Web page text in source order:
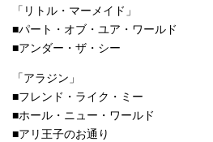
「リトル・マーメイド」
■パート・オブ・ユア・ワールド
■アンダー・ザ・シー
「アラジン」
■フレンド・ライク・ミー
■ホール・ニュー・ワールド
■アリ王子のお通り